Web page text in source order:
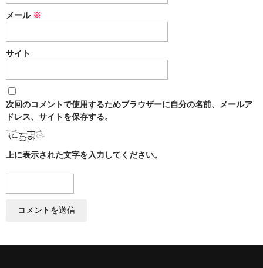
メール ※
サイト
次回のコメントで使用するためブラウザーに自分の名前、メールア
ドレス、サイトを保存する。
上に表示された文字を入力してください。